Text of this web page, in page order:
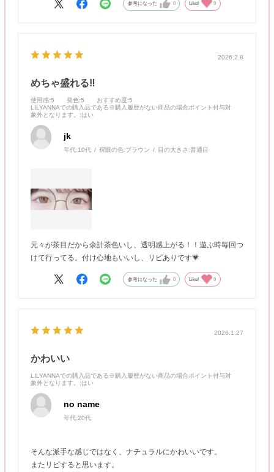
参考になった 0 Like! 0
2026.2.8
めちゃ盛れる‼️
使用感:5 発色:5 おすすめ度:5
LILYANNAでの購入品である※購入履歴がない商品の場合ポイント付与対
象外となります。
:はい
jk
年代:10代 裸眼の色:ブラウン 目の大きさ:普通目
元々が茶目だから余計茶色いし、透明感上がる！！遊ぶ時毎回つ
けて行ってる。付け心地もいいし、リピありです💗
参考になった 0 Like! 0
2026.1.27
かわいい
LILYANNAでの購入品である※購入履歴がない商品の場合ポイント付与対
象外となります。
:はい
no name
年代:20代
そんな派手な感じではなく、ナチュラルにかわいいです。
またリピすると思います。